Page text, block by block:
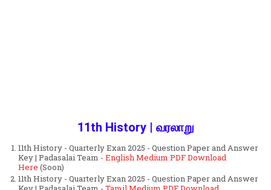
11th History | வரலாறு
11th History - Quarterly Exan 2025 - Question Paper and Answer
Key | Padasalai Team - English Medium PDF Download
Here (Soon)
11th History - Quarterly Exan 2025 - Question Paper and Answer